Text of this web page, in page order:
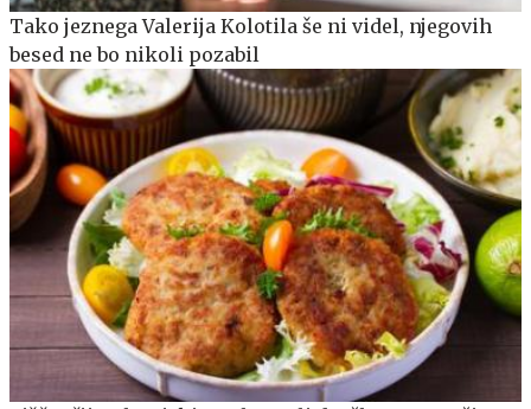
Tako jeznega Valerija Kolotila še ni videl, njegovih
besed ne bo nikoli pozabil